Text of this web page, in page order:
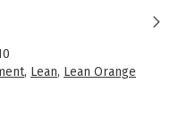
van Lean Management
praktische tips. Met dit
de kennis en
bij de 'Lean Orange Belt
boek, in lessen en
de principes en gebruik
, Lean, Lean Orange